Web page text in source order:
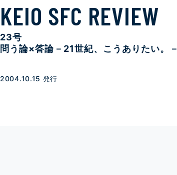
KEIO SFC REVIEW
23号
問う論×答論－21世紀、こうありたい。－
2004.10.15 発行